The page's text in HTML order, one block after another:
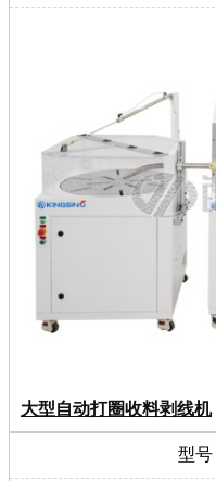
大型自动打圈收料剥线机
型号